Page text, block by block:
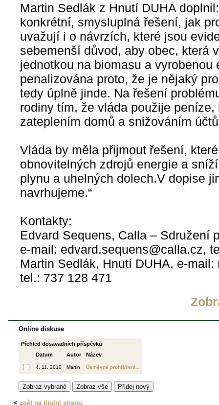
Martin Sedlák z Hnutí DUHA
konkrétní, smysluplná řešení, jak
uvažují i o návrzích, které jsou
sebemenší důvod, aby obec, která
jednotkou na biomasu a
penalizována proto, že je nějaký
tedy úplně jinde. Na řešení
rodiny tím, že vláda použije
zateplením domů a snižováním
Vláda by měla přijmout řešení,
obnovitelných zdrojů energie a
plynu a uhelných dolech.V dopise
navrhujeme.“
Kontakty:
Edvard Sequens, Calla – Sdružení
e-mail: edvard.sequens@calla.cz,
Martin Sedlák, Hnutí DUHA, e-
tel.: 737 128 471
Online diskuse
Přehled dosavadních příspěvků
Datum
Autor Název
4. 11. 2010 Martin Úsměvné prohlášení...
< zpět na titulní stranu